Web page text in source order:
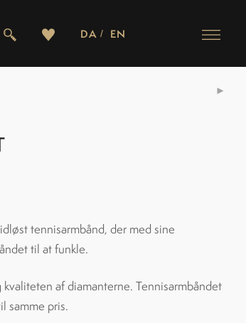
DA EN
tennisarmbånd, der med sine
til at funkle.
af diamanterne. Tennisarmbåndet
samme pris.